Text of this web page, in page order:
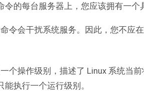
令的每台服务器上，您应该拥有一
令会干扰系统服务。因此，您不应
个操作级别，描述了 Linux 系统当
执行一个运行级别。